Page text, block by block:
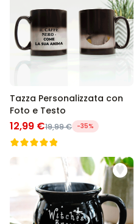
Tazza Personalizzata con
Foto e Testo
12,99 €19,99 € -35%